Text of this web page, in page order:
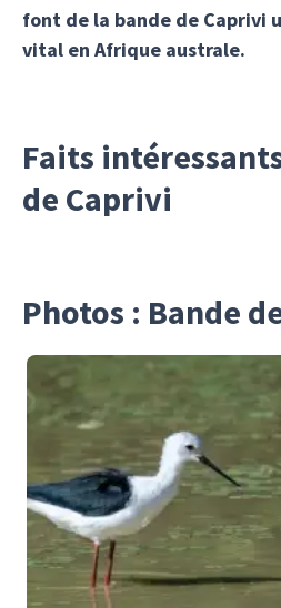
font de la bande de Caprivi
vital en Afrique australe.
Faits
de Caprivi
Photos : Bande